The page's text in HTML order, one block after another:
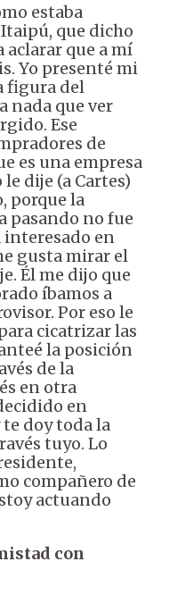
estaba
que dicho
aclarar que a mí
Yo presenté mi
figura del
nada que ver
Ese
de
es una empresa
dije (a Cartes)
porque la
pasando no fue
interesado en
gusta mirar el
Él me dijo que
íbamos a
Por eso le
cicatrizar las
la posición
de la
en otra
en
doy toda la
tuyo. Lo
compañero de
actuando
con